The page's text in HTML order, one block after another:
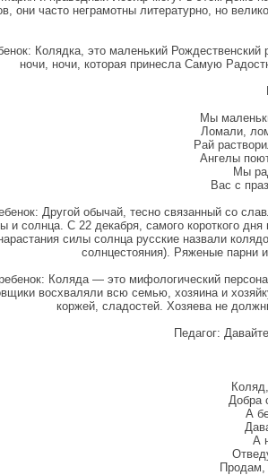
они часто неграмотны литературно, но
Колядка, это маленький
ночи, ночи, которая принесла Самую
Мы
Ломали,
Рай
Ангелы
Мы
Вас с
Другой обычай, тесно связанный со
и солнца. С 22 декабря, самого короткого
силы солнца русские назвали
солнцестояния). Ряженые парни
Коляда — это мифологический
восхваляли всю семью, хозяина и
коржей, сладостей. Хозяева не
Педагог:
Добра
А
А
Продам,